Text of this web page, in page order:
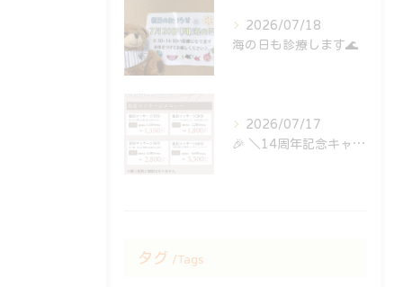
2026/07/18
海の日も診療します🌊
2026/07/17
⁡🎉 ＼14周年記念キャンペーン開催中！／ 🎉
タグ Tags